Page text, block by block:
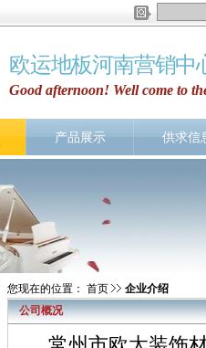
欧运地板河南营销中
Good afternoon! Well come to
产品展示 供求信
您现在的位置： 首页
企业介绍
公司概况